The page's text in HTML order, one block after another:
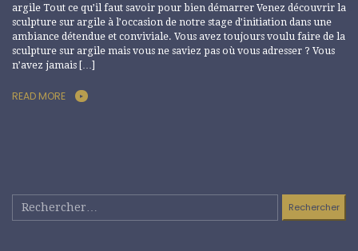
argile Tout ce qu’il faut savoir pour bien démarrer Venez découvrir la
sculpture sur argile à l’occasion de notre stage d’initiation dans une
ambiance détendue et conviviale. Vous avez toujours voulu faire de la
sculpture sur argile mais vous ne saviez pas où vous adresser ? Vous
n’avez jamais […]
READ MORE